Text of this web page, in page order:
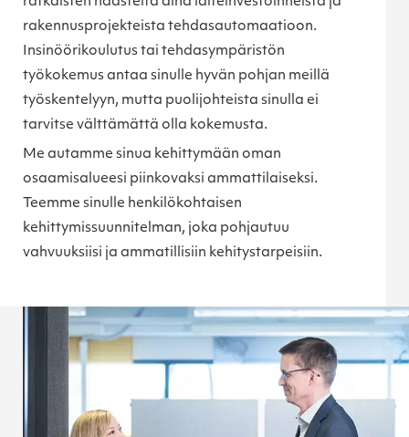
rakennusprojekteista tehdasautomaatioon.
Insinöörikoulutus tai tehdasympäristön
työkokemus antaa sinulle hyvän pohjan meillä
työskentelyyn, mutta puolijohteista sinulla ei
tarvitse välttämättä olla kokemusta.
Me autamme sinua kehittymään oman
osaamisalueesi piinkovaksi ammattilaiseksi.
Teemme sinulle henkilökohtaisen
kehittymissuunnitelman, joka pohjautuu
vahvuuksiisi ja ammatillisiin kehitystarpeisiin.